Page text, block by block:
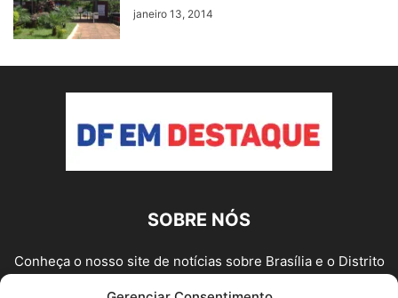
janeiro 13, 2014
SOBRE NÓS
Conheça o nosso site de notícias sobre Brasília e o Distrito
Federal! Fique por dentro dos acontecimentos locais e